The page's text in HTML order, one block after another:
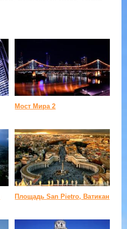
Мост Мира 2
Площадь San Pietro, Ватикан